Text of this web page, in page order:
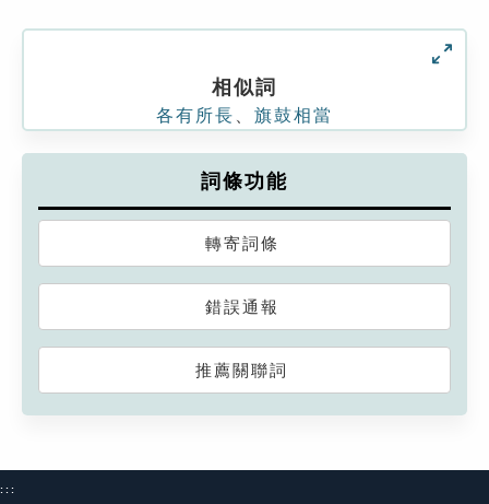
相似詞
各有所長 旗鼓相當
詞條功能
轉寄詞條
錯誤通報
推薦關聯詞
:::